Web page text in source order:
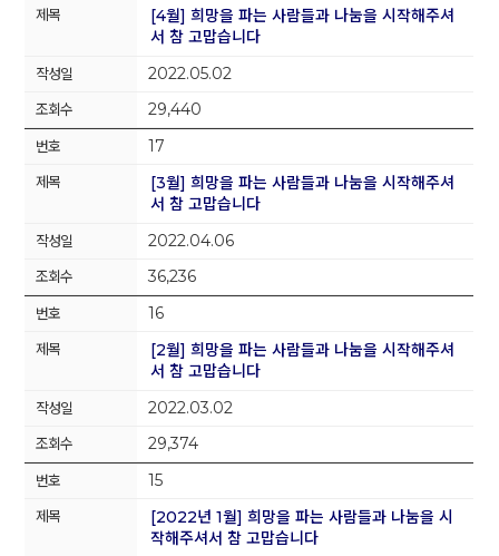
[4월] 희망을 파는 사람들과 나눔을 시작해주셔
서 참 고맙습니다
2022.05.02
29,440
17
[3월] 희망을 파는 사람들과 나눔을 시작해주셔
서 참 고맙습니다
2022.04.06
36,236
16
[2월] 희망을 파는 사람들과 나눔을 시작해주셔
서 참 고맙습니다
2022.03.02
29,374
15
[2022년 1월] 희망을 파는 사람들과 나눔을 시
작해주셔서 참 고맙습니다